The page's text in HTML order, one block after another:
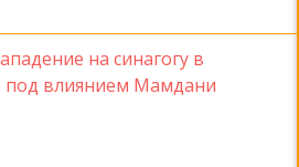
на синагогу в
под влиянием Мамдани